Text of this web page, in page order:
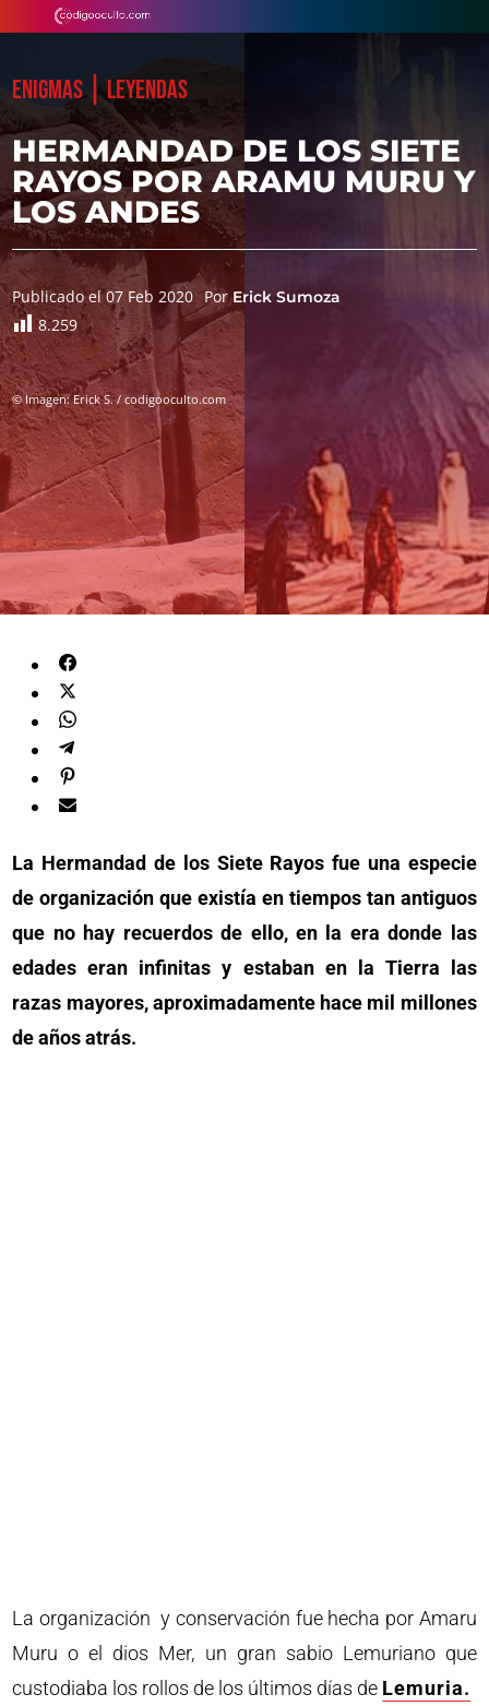
ENIGMAS|LEYENDAS
HERMANDAD DE LOS SIETE
RAYOS POR ARAMU MURU Y
LOS ANDES
Publicado el 07 Feb 2020 PorErick Sumoza
8.259
© Imagen: Erick S. / codigooculto.com
La Hermandad de los Siete Rayos fue una especie
de organización que existía en tiempos tan antiguos
que no hay recuerdos de ello, en la era donde las
edades eran infinitas y estaban en la Tierra las
razas mayores, aproximadamente hace mil millones
de años atrás.
La organización y conservación fue hecha por Amaru
Muru o el dios Mer, un gran sabio Lemuriano que
custodiaba los rollos de los últimos días de Lemuria.